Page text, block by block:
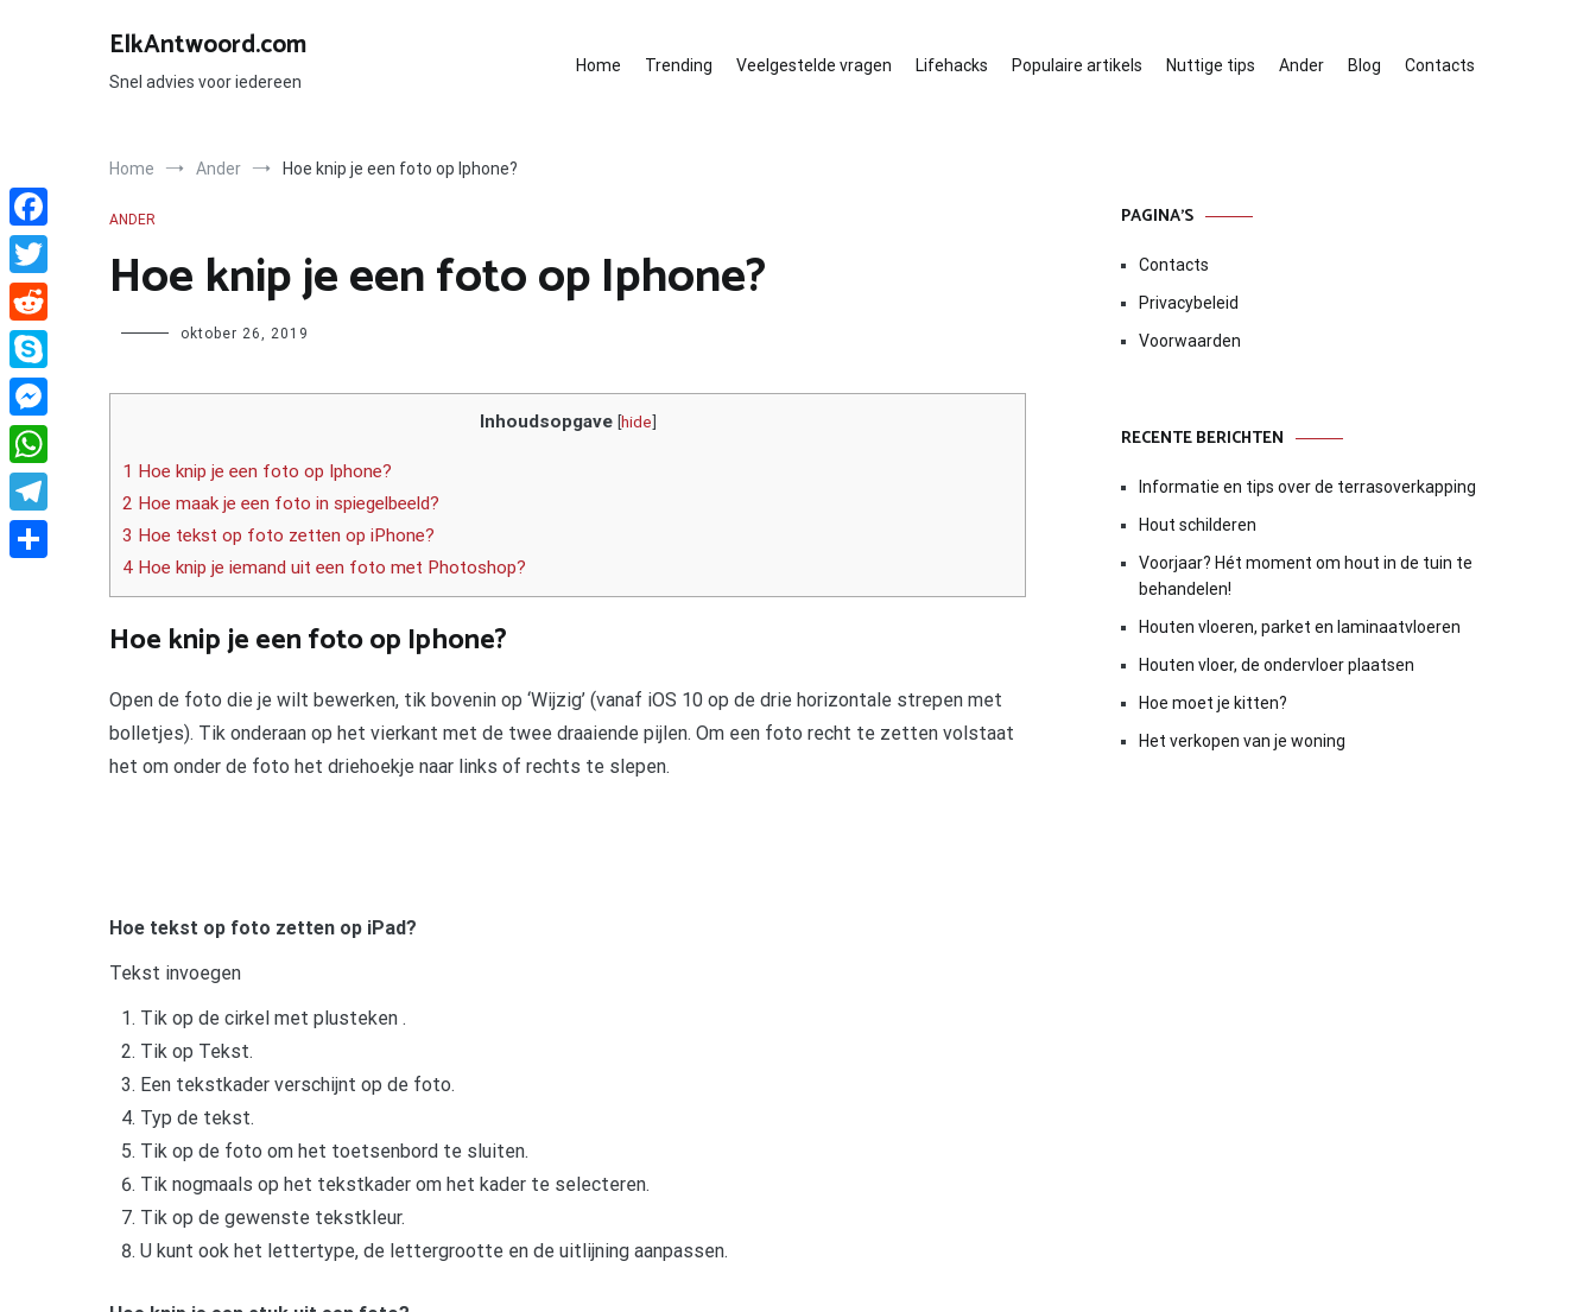
ElkAntwoord.com
Snel advies voor iedereen
Home Trending Veelgestelde vragen Lifehacks Populaire artikels Nuttige tips Ander Blog Contacts
Home Ander Hoe knip je een foto op Iphone?
ANDER
Hoe knip je een foto op Iphone?
Author oktober 26, 2019
Inhoudsopgave [hide]
1 Hoe knip je een foto op Iphone?
2 Hoe maak je een foto in spiegelbeeld?
3 Hoe tekst op foto zetten op iPhone?
4 Hoe knip je iemand uit een foto met Photoshop?
Hoe knip je een foto op Iphone?
Open de foto die je wilt bewerken, tik bovenin op ‘Wijzig’ (vanaf iOS 10 op de drie horizontale strepen met
bolletjes). Tik onderaan op het vierkant met de twee draaiende pijlen. Om een foto recht te zetten volstaat
het om onder de foto het driehoekje naar links of rechts te slepen.
Hoe tekst op foto zetten op iPad?
Tekst invoegen
Tik op de cirkel met plusteken .
Tik op Tekst.
Een tekstkader verschijnt op de foto.
Typ de tekst.
Tik op de foto om het toetsenbord te sluiten.
Tik nogmaals op het tekstkader om het kader te selecteren.
Tik op de gewenste tekstkleur.
U kunt ook het lettertype, de lettergrootte en de uitlijning aanpassen.
PAGINA’S
Contacts
Privacybeleid
Voorwaarden
RECENTE BERICHTEN
Informatie en tips over de terrasoverkapping
Hout schilderen
Voorjaar? Hét moment om hout in de tuin te
behandelen!
Houten vloeren, parket en laminaatvloeren
Houten vloer, de ondervloer plaatsen
Hoe moet je kitten?
Het verkopen van je woning
Facebook
Twitter
Reddit
Skype
Messenger
WhatsApp
Telegram